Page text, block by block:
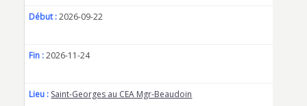
Début :2026-09-22
Fin :2026-11-24
Lieu : Saint-Georges au CEA Mgr-Beaudoin